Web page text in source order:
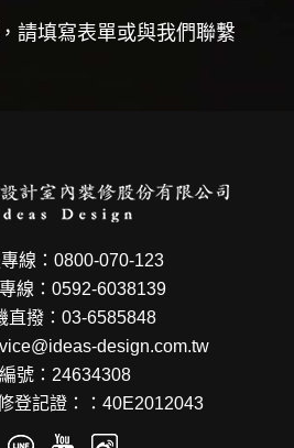
請填寫表單或與我們聯繫
線：0800-070-123
線：0592-6038139
直撥：03-6585848
design.com.tw
號：24634308
登記證：：40E2012043